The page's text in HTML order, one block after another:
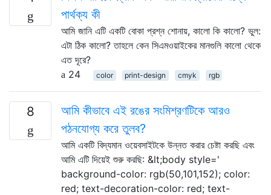
পার্থক্য কী
আমি জানি এটি একটি বোকা প্রশ্ন শোনায়, কালো কি কালো? ভুল:
এটা ঠিক কালো? তাহলে কেন সিএমওয়াইকের মানগুলি কালো থেকে
এত দূরে?
24
color print-design cmyk rgb
8
আমি কীভাবে এই রঙের সংমিশ্রণটিকে আরও
পঠনযোগ্য করে তুলব?
আমি একটি বিদ্যমান ওয়েবসাইটকে উন্নত করার চেষ্টা করছি এবং
আমি এটি দিয়েই শুরু করছি: &lt;body style='
background-color: rgb(50,101,152); color:
red; text-decoration-color: red; text-